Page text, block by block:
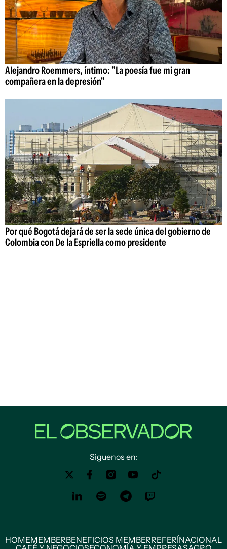
Alejandro Roemmers, íntimo: "La poesía fue mi gran
compañera en la depresión"
Por qué Bogotá dejará de ser la sede única del gobierno de
Colombia con De la Espriella como presidente
Siguenos en:
HOMEMEMBERBENEFICIOS MEMBERREFERÍNACIONAL